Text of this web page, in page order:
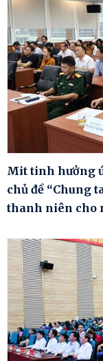
Mit tinh hưởng
chủ đề “Chung
thanh niên cho